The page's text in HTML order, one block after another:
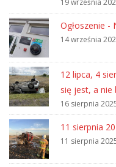
19 września
Ogłoszenie -
14 września
12 lipca, 4
się jest, a nie
16 sierpnia
11 sierpnia
11 sierpnia